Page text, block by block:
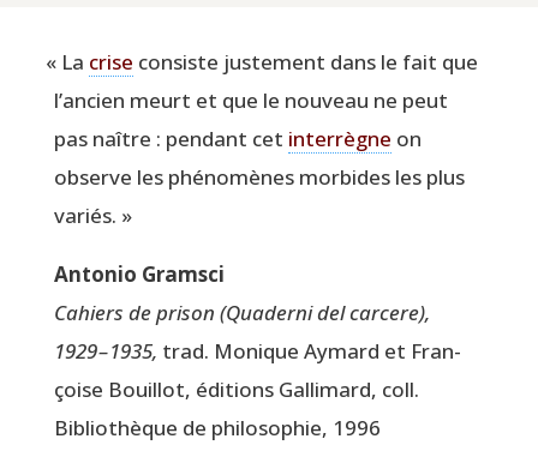
« La crise consiste jus­te­ment dans le fait que
l’ancien meurt et que le nou­veau ne peut
pas naître : pen­dant cet inter­règne on
observe les phé­no­mènes mor­bides les plus
variés. »
Anto­nio Gramsci
Cahiers de pri­son (Qua­der­ni del car­cere),
1929 – 1935, trad. Monique Aymard et Fran­
çoise Bouillot, édi­tions Gal­li­mard, coll.
Biblio­thèque de phi­lo­so­phie, 1996